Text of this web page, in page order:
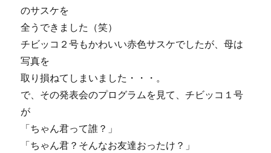
のサスケを
全うできました（笑）
チビッコ２号もかわいい赤色サスケでしたが、母は
写真を
取り損ねてしまいました・・・。
で、その発表会のプログラムを見て、チビッコ１号
が
「ちゃん君って誰？」
「ちゃん君？そんなお友達おったけ？」